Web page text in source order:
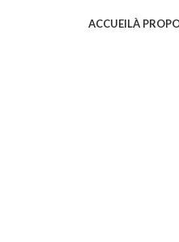
ACCUEILÀ